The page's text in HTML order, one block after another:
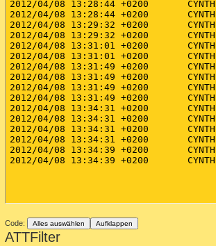
2012/04/08 13:28:44 +0200	CYNTHIA-VAIO	Cynthia	IP-BLOCK	80.82.70.249 (Type: outgoing, Port: 57019, Process: avastsvc.exe)
2012/04/08 13:28:44 +0200	CYNTHIA-VAIO	Cynthia	IP-BLOCK	80.82.70.249 (Type: outgoing, Port: 57020, Process: avastsvc.exe)
2012/04/08 13:29:32 +0200	CYNTHIA-VAIO	Cynthia	IP-BLOCK	80.82.70.249 (Type: outgoing, Port: 57031, Process: avastsvc.exe)
2012/04/08 13:29:32 +0200	CYNTHIA-VAIO	Cynthia	IP-BLOCK	80.82.70.249 (Type: outgoing, Port: 57032, Process: avastsvc.exe)
2012/04/08 13:31:01 +0200	CYNTHIA-VAIO	Cynthia	IP-BLOCK	80.82.70.249 (Type: outgoing, Port: 57076, Process: avastsvc.exe)
2012/04/08 13:31:01 +0200	CYNTHIA-VAIO	Cynthia	IP-BLOCK	80.82.70.249 (Type: outgoing, Port: 57077, Process: avastsvc.exe)
2012/04/08 13:31:49 +0200	CYNTHIA-VAIO	Cynthia	IP-BLOCK	80.82.70.249 (Type: outgoing, Port: 57104, Process: avastsvc.exe)
2012/04/08 13:31:49 +0200	CYNTHIA-VAIO	Cynthia	IP-BLOCK	80.82.70.249 (Type: outgoing, Port: 57105, Process: avastsvc.exe)
2012/04/08 13:31:49 +0200	CYNTHIA-VAIO	Cynthia	IP-BLOCK	80.82.70.249 (Type: outgoing, Port: 57107, Process: avastsvc.exe)
2012/04/08 13:31:49 +0200	CYNTHIA-VAIO	Cynthia	IP-BLOCK	80.82.70.249 (Type: outgoing, Port: 57108, Process: avastsvc.exe)
2012/04/08 13:34:31 +0200	CYNTHIA-VAIO	Cynthia	IP-BLOCK	80.82.70.249 (Type: outgoing, Port: 57710, Process: avastsvc.exe)
2012/04/08 13:34:31 +0200	CYNTHIA-VAIO	Cynthia	IP-BLOCK	80.82.70.249 (Type: outgoing, Port: 57711, Process: avastsvc.exe)
2012/04/08 13:34:31 +0200	CYNTHIA-VAIO	Cynthia	IP-BLOCK	80.82.70.249 (Type: outgoing, Port: 57715, Process: avastsvc.exe)
2012/04/08 13:34:31 +0200	CYNTHIA-VAIO	Cynthia	IP-BLOCK	80.82.70.249 (Type: outgoing, Port: 57716, Process: avastsvc.exe)
2012/04/08 13:34:39 +0200	CYNTHIA-VAIO	Cynthia	IP-BLOCK	80.82.70.249 (Type: outgoing, Port: 57720, Process: avastsvc.exe)
2012/04/08 13:34:39 +0200	CYNTHIA-VAIO	Cynthia	IP-BLOCK	80.82.70.249 (Type: outgoing, Port: 57721, Process: avastsvc.exe)
Code: Alles auswählen Aufklappen
ATTFilter